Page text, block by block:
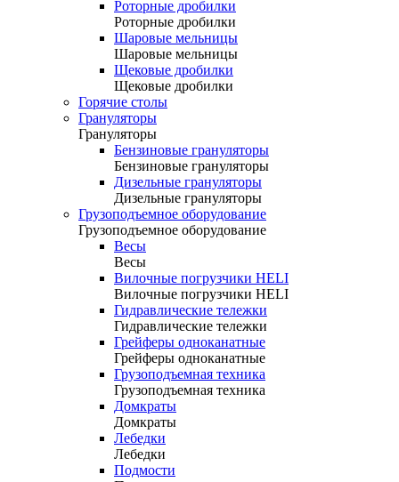
Роторные дробилки
Роторные дробилки
Шаровые мельницы
Шаровые мельницы
Щековые дробилки
Щековые дробилки
Горячие столы
Грануляторы
Грануляторы
Бензиновые грануляторы
Бензиновые грануляторы
Дизельные грануляторы
Дизельные грануляторы
Грузоподъемное оборудование
Грузоподъемное оборудование
Весы
Весы
Вилочные погрузчики HELI
Вилочные погрузчики HELI
Гидравлические тележки
Гидравлические тележки
Грейферы одноканатные
Грейферы одноканатные
Грузоподъемная техника
Грузоподъемная техника
Домкраты
Домкраты
Лебедки
Лебедки
Подмости